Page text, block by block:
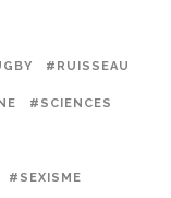
#RUISSEAU
#SCIENCES
#SEXISME